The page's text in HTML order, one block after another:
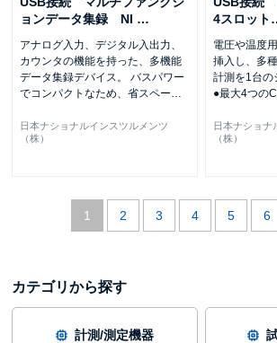
ョンデータ集録 NI …
アナログ入力、デジタル入出力、
カウンタの機能を持った、多機能
データ集録デバイス。 バスパワー
でコンパクトなため、省スペー…
日本ナショナルインスツルメンツ
（株）
4スロット
電圧や温度
挿入し、多
計測を1台の
●最大4つの
日本ナショナ
（株）
1 2 3 4 5 6
カテゴリから探す
計測/測定機器